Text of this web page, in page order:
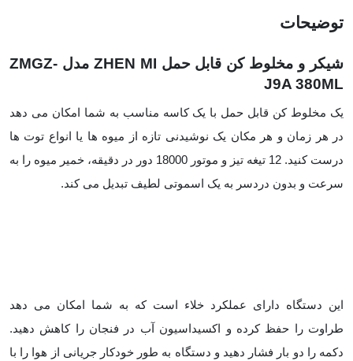
توضیحات
شیکر و مخلوط کن قابل حمل ZHEN MI مدل ZMGZ-
J9A 380ML
یک مخلوط کن قابل حمل با یک کاسه مناسب به شما امکان می دهد
در هر زمان و هر مکان یک نوشیدنی تازه از میوه ها یا انواع توت ها
درست کنید. 12 تیغه تیز و موتور 18000 دور در دقیقه، خمیر میوه را به
سرعت و بدون دردسر به یک اسموتی لطیف تبدیل می کند.
این دستگاه دارای عملکرد خلاء است که به شما امکان می دهد
طراوت را حفظ کرده و اکسیداسیون آب در فنجان را کاهش دهید.
دکمه را دو بار فشار دهید و دستگاه به طور خودکار جریانی از هوا را با